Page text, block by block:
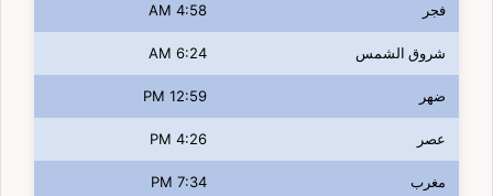
فجر 4:58 AM
شروق الشمس 6:24 AM
ضهر 12:59 PM
عصر 4:26 PM
مغرب 7:34 PM